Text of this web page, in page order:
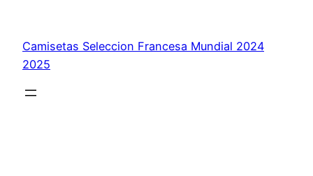
contenido
Camisetas Seleccion Francesa Mundial 2024
2025